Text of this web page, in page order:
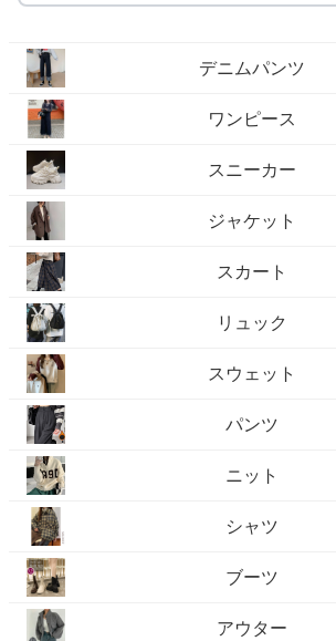
デニムパンツ
ワンピース
スニーカー
ジャケット
スカート
リュック
スウェット
パンツ
ニット
シャツ
ブーツ
アウター